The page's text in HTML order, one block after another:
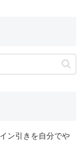
ン引きを自分でや